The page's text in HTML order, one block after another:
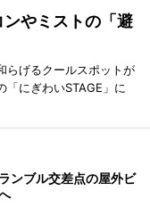
やミストの「避
らげるクールスポットが
「にぎわいSTAGE」に
ンブル交差点の屋外ビ